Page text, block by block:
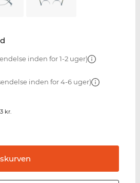
inden for 1-2 uger)
inden for 4-6 uger)
kr.